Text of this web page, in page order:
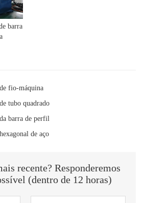
barra
fio-máquina
tubo quadrado
barra de perfil
de aço
recente? Responderemos
(dentro de 12 horas)